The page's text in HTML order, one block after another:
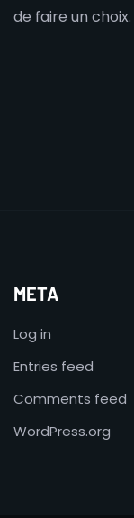
de faire un choix.
META
Log in
Entries feed
Comments feed
WordPress.org